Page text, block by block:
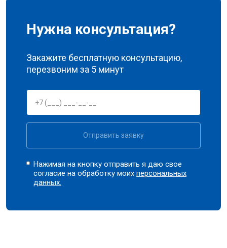
Нужна консультация?
Закажите бесплатную консультацию,
перезвоним за 5 минут
Отправить заявку
Нажимая на кнопку отправить я даю свое
согласие на обработку моихперсональных
данных.